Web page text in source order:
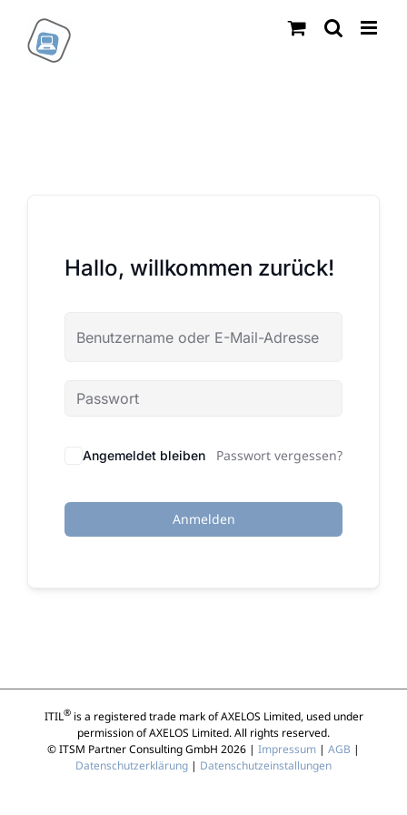
Inhalt
springen
Hallo, willkommen zurück!
Angemeldet bleiben Passwort vergessen?
Anmelden
ITIL®is a registered trade mark of AXELOS Limited, used under
permission of AXELOS Limited. All rights reserved.
© ITSM Partner Consulting GmbH 2026 | Impressum | AGB |
Datenschutzerklärung | Datenschutzeinstallungen